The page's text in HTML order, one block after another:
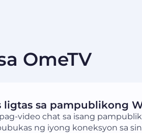
OmeTV
ligtas sa pampublikong
video chat sa isang
ng iyong koneksyon sa